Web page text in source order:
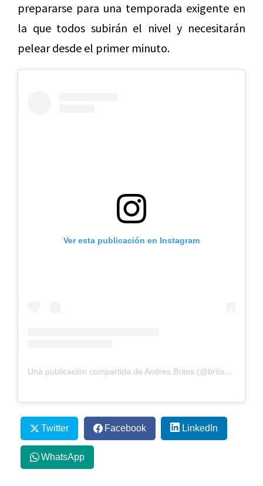
prepararse para una temporada exigente en
la que todos subirán el nivel y necesitarán
pelear desde el primer minuto.
Ver esta publicación en Instagram
Una publicación compartida de Andres Britos (@britosandres)
Twitter Facebook LinkedIn
WhatsApp